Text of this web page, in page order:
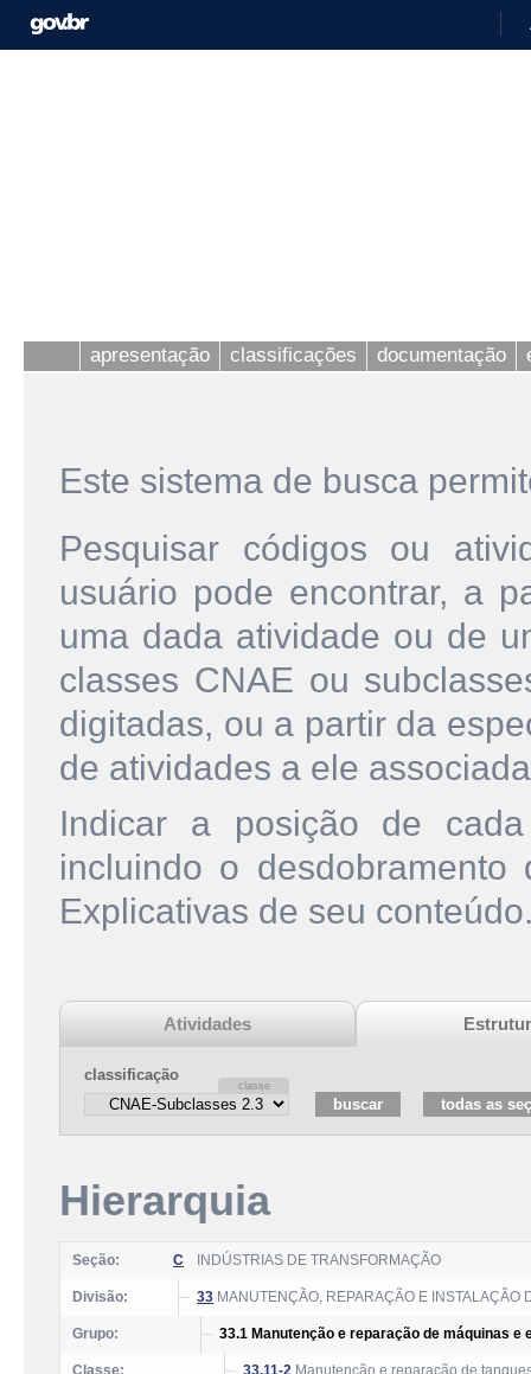
apresentação classificações documentação
Este sistema de busca
Pesquisar códigos ou
usuário pode encontrar, a
uma dada atividade ou de
classes CNAE ou
digitadas, ou a partir da
de atividades a ele
Indicar a posição de
incluindo o
Explicativas de seu
Atividades
classificação
Hierarquia
Seção: C INDÚSTRIAS DE TRANSFORMAÇÃO
Divisão: 33 MANUTENÇÃO, REPARAÇÃO E INSTALAÇÃO
Grupo: 33.1 Manutenção e reparação de máquinas e
Classe: 33.11-2 Manutenção e reparação de